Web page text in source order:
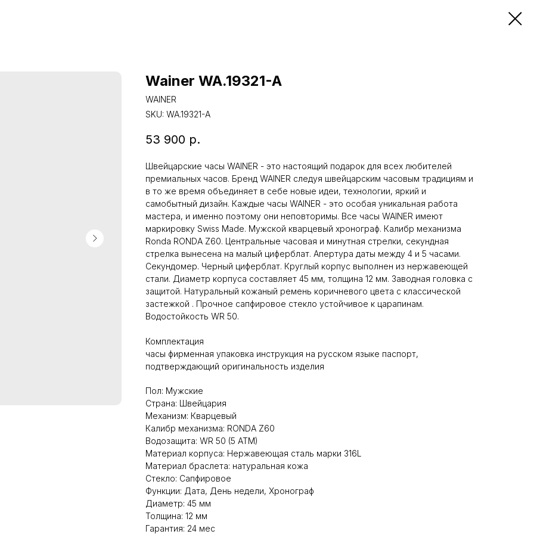
Wainer WA.19321-A
WAINER
SKU: WA.19321-A
53 900 р.
Швейцарские часы WAINER - это настоящий подарок для всех любителей
премиальных часов. Бренд WAINER следуя швейцарским часовым традициям и
в то же время объединяет в себе новые идеи, технологии, яркий и
самобытный дизайн. Каждые часы WAINER - это особая уникальная работа
мастера, и именно поэтому они неповторимы. Все часы WAINER имеют
маркировку Swiss Made. Мужской кварцевый хронограф. Калибр механизма
Ronda RONDA Z60. Центральные часовая и минутная стрелки, секундная
стрелка вынесена на малый циферблат. Апертура даты между 4 и 5 часами.
Секундомер. Черный циферблат. Круглый корпус выполнен из нержавеющей
стали. Диаметр корпуса составляет 45 мм, толщина 12 мм. Заводная головка с
защитой. Натуральный кожаный ремень коричневого цвета с классической
застежкой . Прочное сапфировое стекло устойчивое к царапинам.
Водостойкость WR 50.
Комплектация
часы фирменная упаковка инструкция на русском языке паспорт,
подтверждающий оригинальность изделия
Пол: Мужские
Страна: Швейцария
Механизм: Кварцевый
Калибр механизма: RONDA Z60
Водозащита: WR 50 (5 ATM)
Материал корпуса: Нержавеющая сталь марки 316L
Материал браслета: натуральная кожа
Стекло: Сапфировое
Функции: Дата, День недели, Хронограф
Диаметр: 45 мм
Толщина: 12 мм
Гарантия: 24 мес